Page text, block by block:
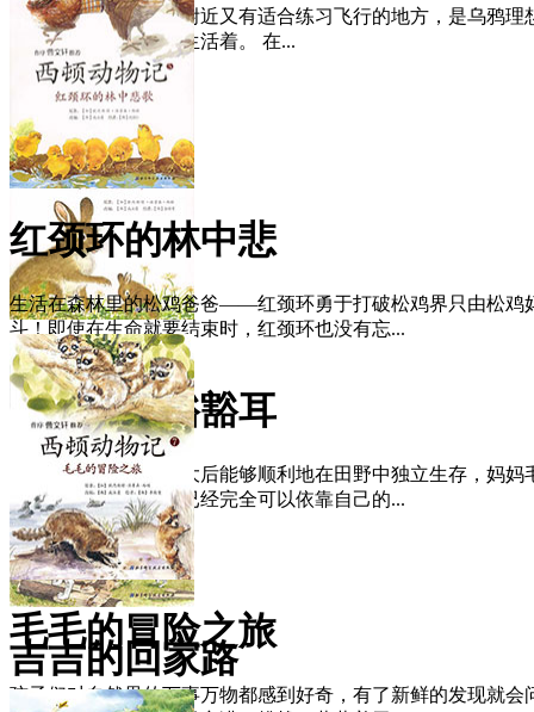
松林小丘食物丰富，附近又有适合练习飞行的地方，是乌鸦
这里安了家，幸福地生活着。 在...
田野主人豁豁耳
为了让儿子豁豁耳长大后能够顺利地在田野中独立生存，妈
为了田野的主人，它已经完全可以依靠自己的...
红颈环的林中悲
生活在森林里的松鸡爸爸——红颈环勇于打破松鸡界只由松鸡
斗！即使在生命就要结束时，红颈环也没有忘...
吉吉的回家路
毛毛的冒险之旅
孩子们对自然界的万事万物都感到好奇，有了新鲜的发现就